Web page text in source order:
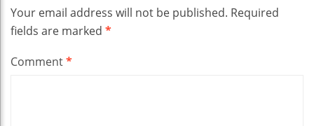
Your email address will not be published. Required
fields are marked *
Comment*